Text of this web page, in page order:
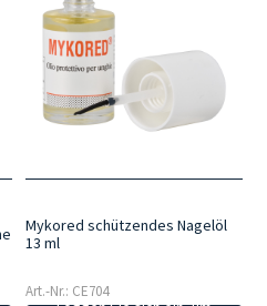
Mykored schützendes Nagelöl
13 ml
Art.-Nr.: CE704